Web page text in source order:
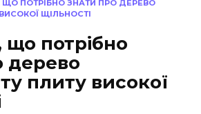
ЩО ПОТРІБНО ЗНАТИ ПРО ДЕРЕВО
ЩІЛЬНОСТІ
потрібно
дерево
плиту високої